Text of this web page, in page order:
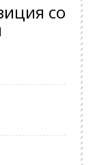
со